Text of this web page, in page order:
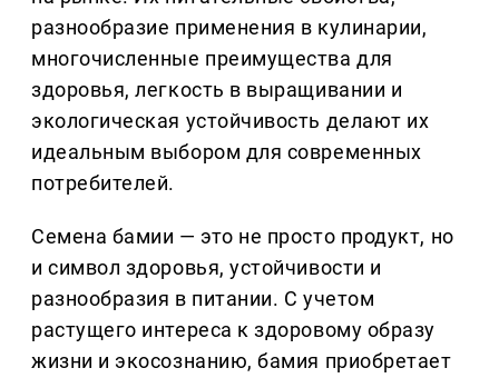
разнообразие применения в кулинарии,
многочисленные преимущества для
здоровья, легкость в выращивании и
экологическая устойчивость делают их
идеальным выбором для современных
потребителей.
Семена бамии — это не просто продукт, но
и символ здоровья, устойчивости и
разнообразия в питании. С учетом
растущего интереса к здоровому образу
жизни и экосознанию, бамия приобретает